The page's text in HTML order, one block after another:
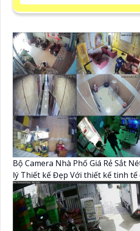
Bộ Camera Nhà Phố Giá Rẻ Sắt
lý Thiết kế Đẹp Với thiết kế tinh tế